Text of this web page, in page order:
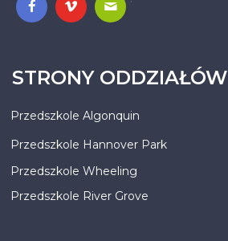
STRONY ODDZIAŁÓW
Przedszkole Algonquin
Przedszkole Hannover Park
Przedszkole Wheeling
Przedszkole River Grove